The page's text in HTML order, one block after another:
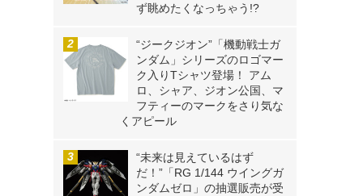
ず眺めたくなっちゃう!?
“ジークジオン”「機動戦士ガ
ンダム」シリーズのロゴマー
ク入りTシャツ登場！ アム
ロ、シャア、ジオン公国、マ
フティーのマークをさり気な
くアピール
“未来は見えているはず
だ！”「RG 1/144 ウイングガ
ンダムゼロ」の抽選販売が受